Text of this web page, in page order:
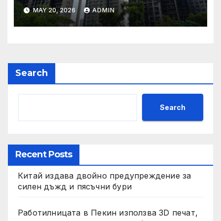
застрахователните
претенции на Wang Fuk
Court по план за обратно
MAY 20, 2026 ADMIN
Search
Search
Recent Posts
Китай издава двойно предупреждение за
силен дъжд и пясъчни бури
Работилницата в Пекин използва 3D печат,